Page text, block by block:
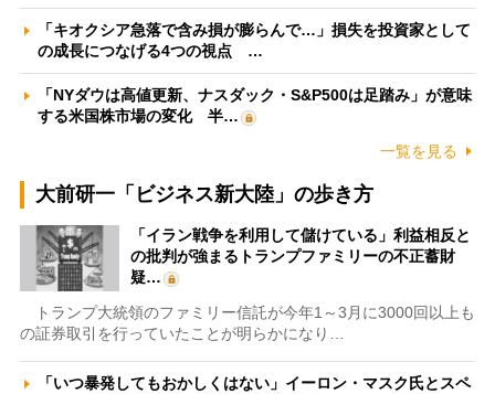
「キオクシア急落で含み損が膨らんで…」損失を投資家として
の成長につなげる4つの視点 …
「NYダウは高値更新、ナスダック・S&P500は足踏み」が意味
する米国株市場の変化 半…
一覧を見る
大前研一「ビジネス新大陸」の歩き方
「イラン戦争を利用して儲けている」利益相反と
の批判が強まるトランプファミリーの不正蓄財
疑…
トランプ大統領のファミリー信託が今年1～3月に3000回以上も
の証券取引を行っていたことが明らかになり…
「いつ暴発してもおかしくはない」イーロン・マスク氏とスペ